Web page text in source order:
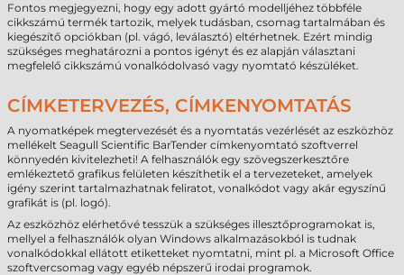
Fontos megjegyezni, hogy egy adott gyártó modelljéhez többféle
cikkszámú termék tartozik, melyek tudásban, csomag tartalmában és
kiegészítő opciókban (pl. vágó, leválasztó) eltérhetnek. Ezért mindig
szükséges meghatározni a pontos igényt és ez alapján választani
megfelelő cikkszámú vonalkódolvasó vagy nyomtató készüléket.
CÍMKETERVEZÉS, CÍMKENYOMTATÁS
A nyomatképek megtervezését és a nyomtatás vezérlését az eszközhöz
mellékelt Seagull Scientific BarTender címkenyomtató szoftverrel
könnyedén kivitelezheti! A felhasználók egy szövegszerkesztőre
emlékeztető grafikus felületen készíthetik el a tervezeteket, amelyek
igény szerint tartalmazhatnak feliratot, vonalkódot vagy akár egyszínű
grafikát is (pl. logó).
Az eszközhöz elérhetővé tesszük a szükséges illesztőprogramokat is,
mellyel a felhasználók olyan Windows alkalmazásokból is tudnak
vonalkódokkal ellátott etiketteket nyomtatni, mint pl. a Microsoft Office
szoftvercsomag vagy egyéb népszerű irodai programok.